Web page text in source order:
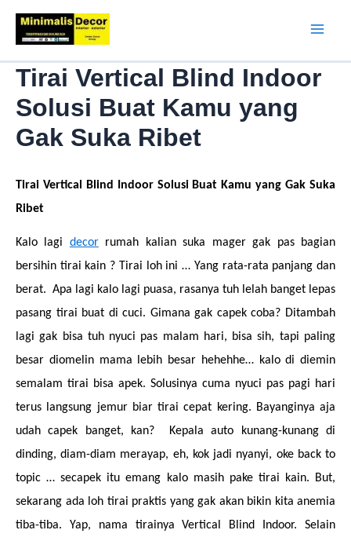
Lewati
Tirai Vertical Blind Indoor
Solusi Buat Kamu yang
Gak Suka Ribet
Tirai Vertical Blind Indoor Solusi Buat Kamu yang Gak Suka
Ribet
Kalo lagi decor rumah kalian suka mager gak pas bagian
bersihin tirai kain ? Tirai loh ini … Yang rata-rata panjang dan
berat.  Apa lagi kalo lagi puasa, rasanya tuh lelah banget lepas
pasang tirai buat di cuci. Gimana gak capek coba? Ditambah
lagi gak bisa tuh nyuci pas malam hari, bisa sih, tapi paling
besar diomelin mama lebih besar hehehhe… kalo di diemin
semalam tirai bisa apek. Solusinya cuma nyuci pas pagi hari
terus langsung jemur biar tirai cepat kering. Bayanginya aja
udah capek banget, kan?  Kepala auto kunang-kunang di
dinding, diam-diam merayap, eh, kok jadi nyanyi, oke back to
topic … secapek itu emang kalo masih pake tirai kain. But,
sekarang ada loh tirai praktis yang gak akan bikin kita anemia
tiba-tiba. Yap, nama tirainya Vertical Blind Indoor. Selain